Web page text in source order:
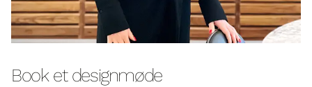
Book et designmøde